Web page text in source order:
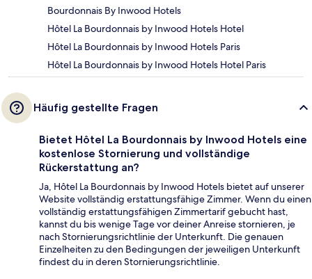
Bourdonnais By Inwood Hotels
Hôtel La Bourdonnais by Inwood Hotels Hotel
Hôtel La Bourdonnais by Inwood Hotels Paris
Hôtel La Bourdonnais by Inwood Hotels Hotel Paris
Häufig gestellte Fragen
Bietet Hôtel La Bourdonnais by Inwood Hotels eine
kostenlose Stornierung und vollständige
Rückerstattung an?
Ja, Hôtel La Bourdonnais by Inwood Hotels bietet auf unserer
Website vollständig erstattungsfähige Zimmer. Wenn du einen
vollständig erstattungsfähigen Zimmertarif gebucht hast,
kannst du bis wenige Tage vor deiner Anreise stornieren, je
nach Stornierungsrichtlinie der Unterkunft. Die genauen
Einzelheiten zu den Bedingungen der jeweiligen Unterkunft
findest du in deren Stornierungsrichtlinie.